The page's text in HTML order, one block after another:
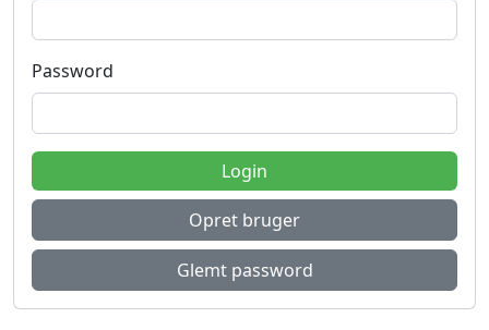
Password
Login
Opret bruger
Glemt password